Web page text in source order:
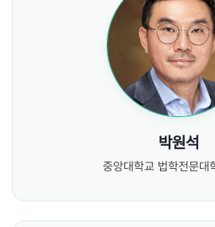
박원석
중앙대학교 법학전문대